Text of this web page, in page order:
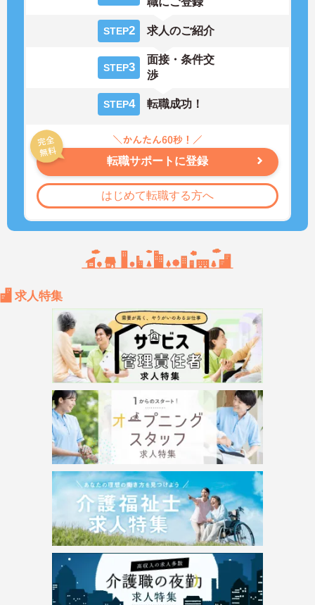
STEP2 求人のご紹介
STEP3
面接・条件交
渉
STEP4 転職成功！
転職サポートに登録
はじめて転職する方へ
求人特集